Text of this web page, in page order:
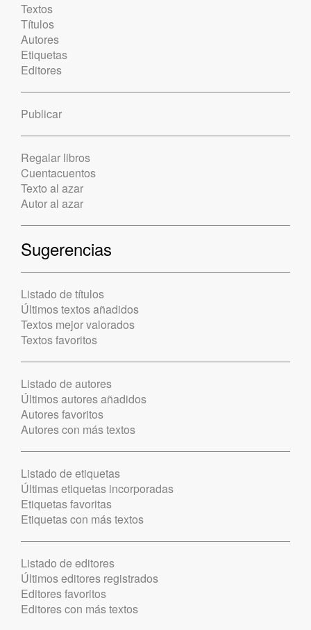
Textos
Títulos
Autores
Etiquetas
Editores
Publicar
Regalar libros
Cuentacuentos
Texto al azar
Autor al azar
Sugerencias
Listado de títulos
Últimos textos añadidos
Textos mejor valorados
Textos favoritos
Listado de autores
Últimos autores añadidos
Autores favoritos
Autores con más textos
Listado de etiquetas
Últimas etiquetas incorporadas
Etiquetas favoritas
Etiquetas con más textos
Listado de editores
Últimos editores registrados
Editores favoritos
Editores con más textos